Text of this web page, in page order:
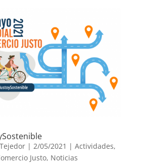
| 2/05/2021 | Actividades,
Justo, Noticias